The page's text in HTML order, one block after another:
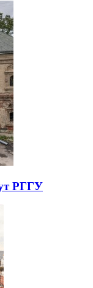
РГГУ